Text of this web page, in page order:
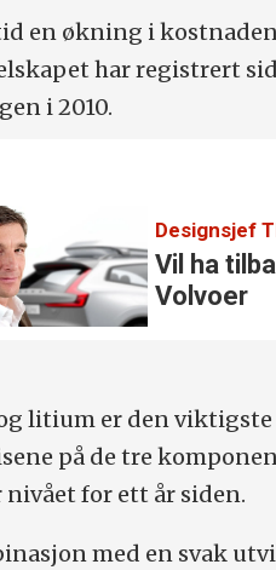
en økning i
har registrert
i 2010.
Designsjef
Vil ha
Volvoer
litium er den viktigste
på de tre
for ett år siden.
med en svak